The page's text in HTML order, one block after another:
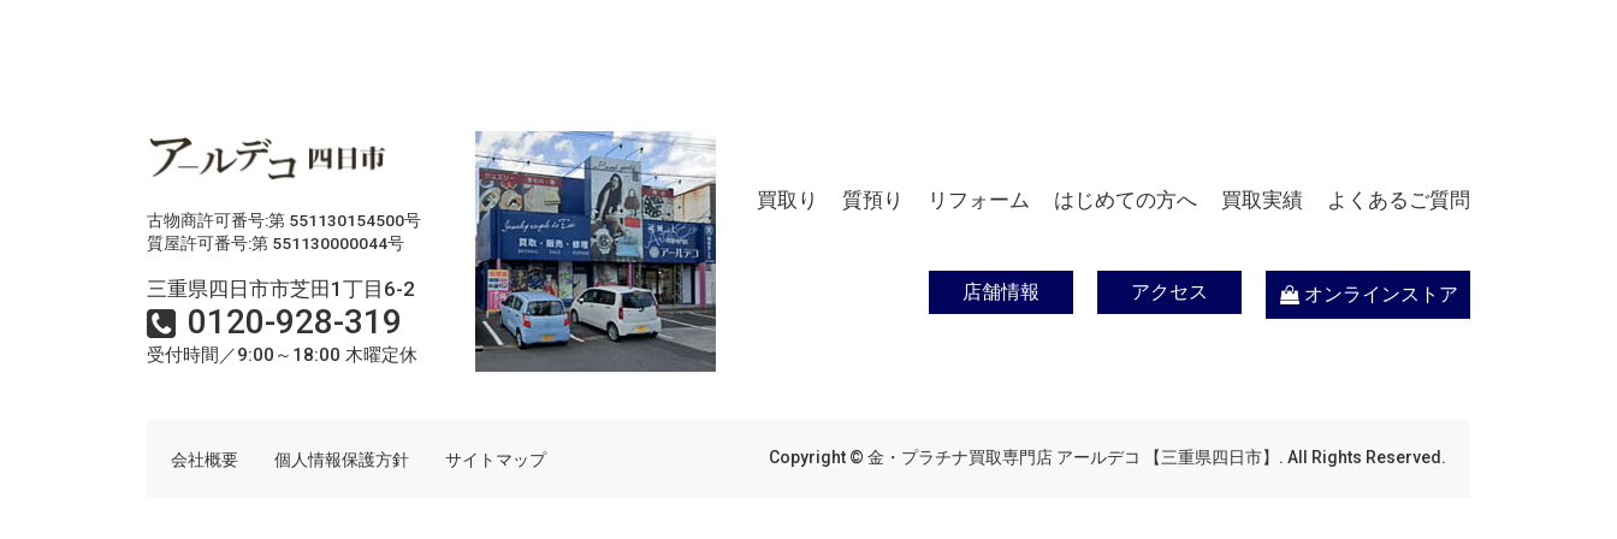
古物商許可番号:第 551130154500号
質屋許可番号:第 551130000044号
三重県四日市市芝田1丁目6-2
0120-928-319
受付時間／9:00～18:00 木曜定休
買取り 質預り リフォーム はじめての方へ 買取実績 よくあるご質問
店舗情報 アクセス オンラインストア
会社概要 個人情報保護方針 サイトマップ Copyright © 金・プラチナ買取専門店 アールデコ 【三重県四日市】. All Rights Reserved.